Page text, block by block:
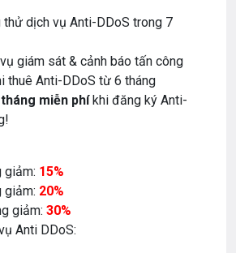
dịch vụ Anti-DDoS trong 7
giám sát & cảnh báo tấn công
thuê Anti-DDoS từ 6 tháng
miễn phíkhi đăng ký Anti-
giảm: 15%
giảm: 20%
giảm: 30%
Anti DDoS: